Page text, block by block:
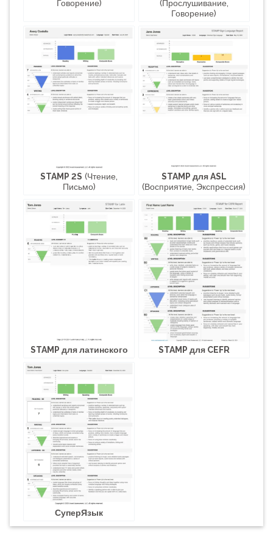
Говорение)
(Прослушивание,
Говорение)
STAMP 2S (Чтение,
Письмо)
STAMP для ASL
(Восприятие, Экспрессия)
STAMP для латинского STAMP для CEFR
СуперЯзык